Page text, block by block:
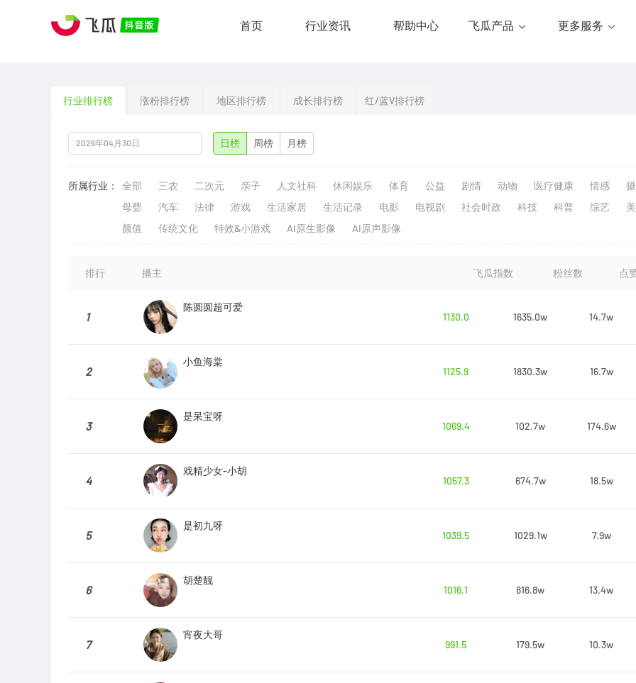
首页 行业资讯 帮助中心 飞瓜产品 更多服务
行业排行榜 涨粉排行榜 地区排行榜 成长排行榜 红/蓝V排行榜
日榜 周榜 月榜
所属行业： 全部 三农 二次元 亲子 人文社科 休闲娱乐 体育 公益 剧情 动物 医疗健康 情感
母婴
汽车 法律 游戏 生活家居 生活记录 电影 电视剧 社会时政 科技 科普 综艺
颜值
传统文化 特效&小游戏 AI原生影像 AI原声影像
排行 播主 飞瓜指数 粉丝数 点
1
陈圆圆超可爱
1130.0
1635.0w 14.7w
2
小鱼海棠
1125.9
1830.3w 16.7w
3
是呆宝呀
1069.4
102.7w 174.6w
4
戏精少女-小胡
1057.3
674.7w 18.5w
5
是初九呀
1039.5
1029.1w 7.9w
6
胡楚靓
1016.1
816.8w 13.4w
7
宵夜大哥
991.5
179.5w 10.3w